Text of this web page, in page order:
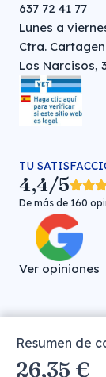
Resumen de
26,35 €
637 72 41 77
Lunes a
Ctra.
Los Narcisos,
TU
4,4/5
De más de 160
Ver opiniones
Farmacia
30706451)